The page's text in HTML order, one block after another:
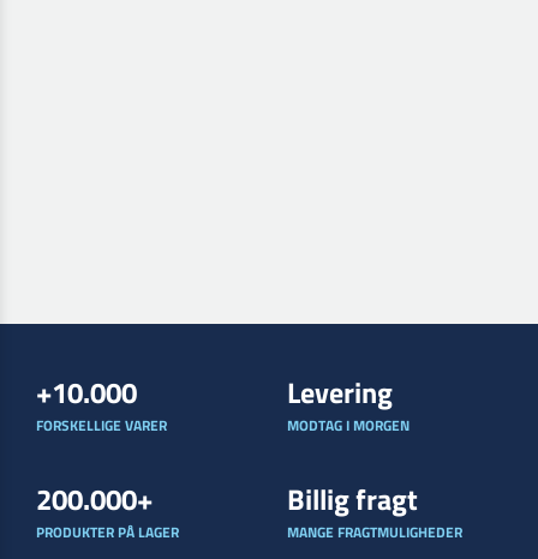
+10.000
FORSKELLIGE VARER
Levering
MODTAG I MORGEN
200.000+
PRODUKTER PÅ LAGER
Billig fragt
MANGE FRAGTMULIGHEDER